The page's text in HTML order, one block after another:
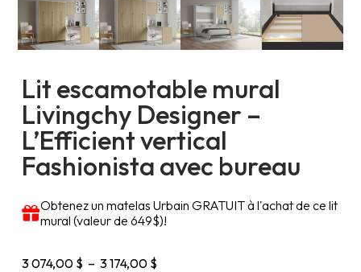
Lit escamotable mural
Livingchy Designer –
L’Efficient vertical
Fashionista avec bureau
Obtenez un matelas Urbain GRATUIT à l'achat de ce lit
mural (valeur de 649$)!
3 074,00 $ – 3 174,00 $